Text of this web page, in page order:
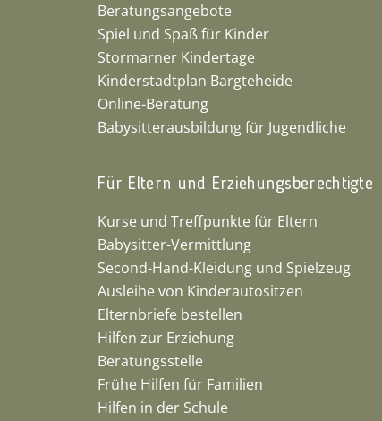
Beratungsangebote
Spiel und Spaß für Kinder
Stormarner Kindertage
Kinderstadtplan Bargteheide
Online-Beratung
Babysitterausbildung für Jugendliche
Für Eltern und Erziehungsberechtigte
Kurse und Treffpunkte für Eltern
Babysitter-Vermittlung
Second-Hand-Kleidung und Spielzeug
Ausleihe von Kinderautositzen
Elternbriefe bestellen
Hilfen zur Erziehung
Beratungsstelle
Frühe Hilfen für Familien
Hilfen in der Schule